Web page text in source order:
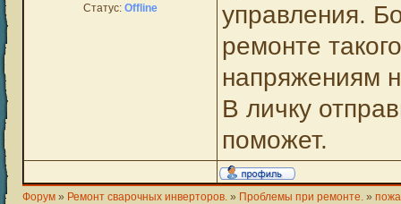
Статус: Offline
управления.
ремонте
напряжениям
В личку
поможет.
Форум » Ремонт сварочных инверторов. » Проблемы при ремонте. »